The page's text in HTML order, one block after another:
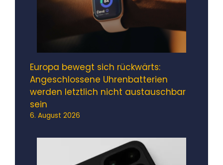
Europa bewegt sich rückwärts:
Angeschlossene Uhrenbatterien
werden letztlich nicht austauschbar
sein
6. August 2026